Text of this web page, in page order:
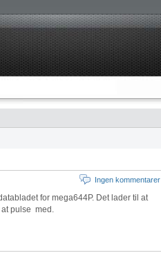
Ingen kommentarer
for mega644P. Det lader til at
at pulse med.